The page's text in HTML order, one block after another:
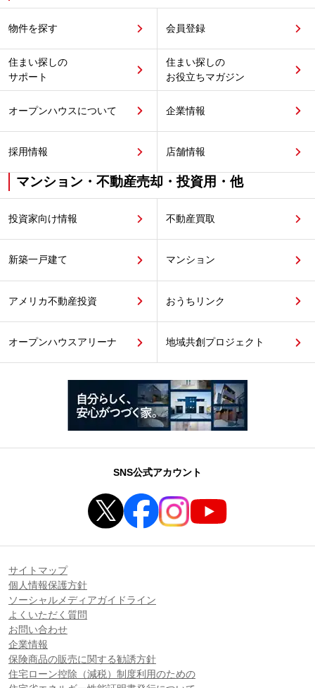
物件を探す 会員登録
住まい探しの
サポート
住まい探しの
お役立ちマガジン
オープンハウスについて 企業情報
採用情報 店舗情報
マンション・不動産売却・投資用・他
投資家向け情報 不動産買取
新築一戸建て マンション
アメリカ不動産投資 おうちリンク
オープンハウスアリーナ 地域共創プロジェクト
SNS公式アカウント
サイトマップ
個人情報保護方針
ソーシャルメディアガイドライン
よくいただく質問
お問い合わせ
企業情報
保険商品の販売に関する勧誘方針
住宅ローン控除（減税）制度利用のための